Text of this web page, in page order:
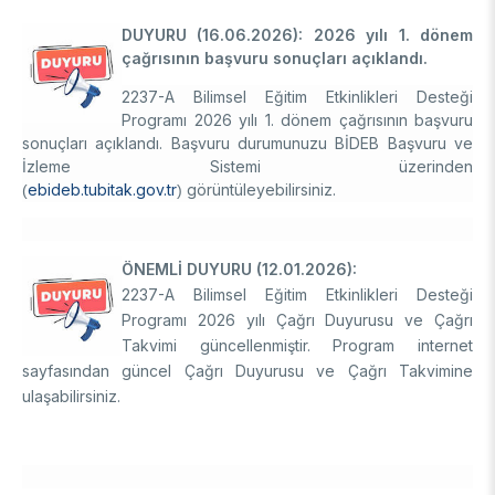
Üretken Yapay Zekâ Rehberi
DESTEKLER
Akademik
Ulusal Programlar
Uluslararası Programlar
Sanayi
Ulusal Programlar
Uluslararası Programlar
Bilim & Toplum
Uluslararası Programlar
Etkinlik Düzenleme
Etkinliklere Katılım
Uluslararası Destekler
Uluslararası İş Birlikleri
İkili İş Birliği Programları
Çok Taraflı Programlar
AB Çerçeve Programları
BURSLAR
DUYURU (16.06.2026): 2026 yılı 1. dönem
çağrısının başvuru sonuçları açıklandı.
2237-A Bilimsel Eğitim Etkinlikleri Desteği
Programı 2026 yılı 1. dönem çağrısının başvuru
sonuçları açıklandı. Başvuru durumunuzu BİDEB Başvuru ve
İzleme Sistemi üzerinden
(ebideb.tubitak.gov.tr) görüntüleyebilirsiniz.
ÖNEMLİ DUYURU (12.01.2026):
2237-A Bilimsel Eğitim Etkinlikleri Desteği
Programı 2026 yılı Çağrı Duyurusu ve Çağrı
Takvimi güncellenmiştir. Program internet
sayfasından güncel Çağrı Duyurusu ve Çağrı Takvimine
ulaşabilirsiniz.